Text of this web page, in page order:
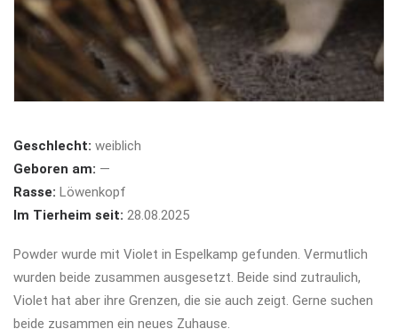
Geschlecht: weiblich
Geboren am: —
Rasse: Löwenkopf
Im Tierheim seit: 28.08.2025
Powder wurde mit Violet in Espelkamp gefunden. Vermutlich
wurden beide zusammen ausgesetzt. Beide sind zutraulich,
Violet hat aber ihre Grenzen, die sie auch zeigt. Gerne suchen
beide zusammen ein neues Zuhause.